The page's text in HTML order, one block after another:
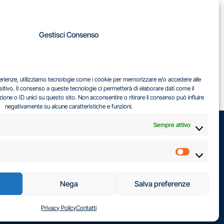
Gestisci Consenso
utilizziamo tecnologie come i cookie per memorizzare e/o accedere alle
Il consenso a queste tecnologie ci permetterà di elaborare dati come il
o ID unici su questo sito. Non acconsentire o ritirare il consenso può influire
negativamente su alcune caratteristiche e funzioni.
Sempre attivo
Nega Salva preferenze
Privacy PolicyContatti